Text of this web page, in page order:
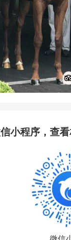
小程序，查